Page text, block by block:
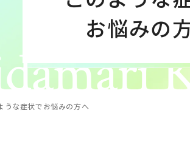
お悩みの
うな症状でお悩みの方へ